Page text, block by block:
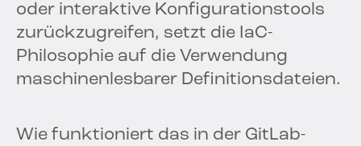
oder interaktive Konfigurationstools
zurückzugreifen, setzt die IaC-
Philosophie auf die Verwendung
maschinenlesbarer Definitionsdateien.
Wie funktioniert das in der GitLab-